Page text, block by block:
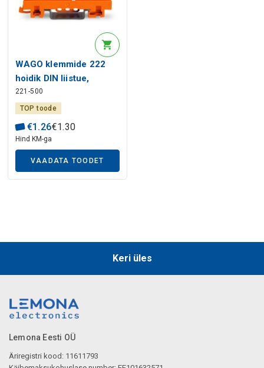
WAGO klemmide 222
hoidik DIN liistue,
WAGO
221-500
TOP toode
€1 .26€1.30
Hind KM-ga
VAADATA TOODET
Keri üles
Lemona Eesti OÜ
Äriregistri kood: 11611793